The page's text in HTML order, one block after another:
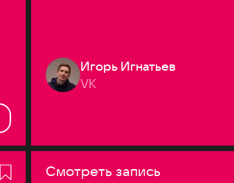
Игорь Игнатьев
VK
Смотреть запись